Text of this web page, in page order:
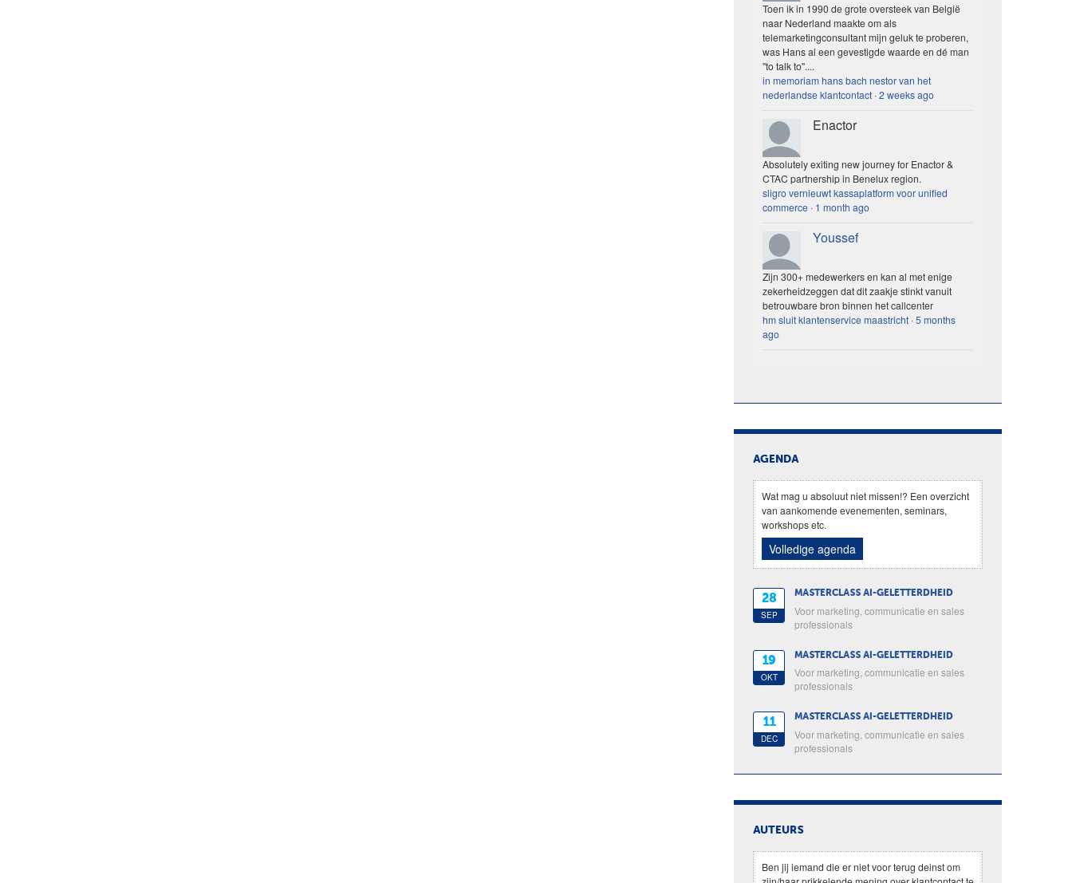
Toen ik in 1990 de grote oversteek van België
naar Nederland maakte om als
telemarketingconsultant mijn geluk te proberen,
was Hans al een gevestigde waarde en dé man
"to talk to"....
in memoriam hans bach nestor van het
nederlandse klantcontact ·2 weeks ago
Enactor
Absolutely exiting new journey for Enactor &
CTAC partnership in Benelux region.
sligro vernieuwt kassaplatform voor unified
commerce · 1 month ago
Youssef
Zijn 300+ medewerkers en kan al met enige
zekerheidzeggen dat dit zaakje stinkt vanuit
betrouwbare bron binnen het callcenter
hm sluit klantenservice maastricht ·5 months
ago
AGENDA
Wat mag u absoluut niet missen!? Een overzicht
van aankomende evenementen, seminars,
workshops etc.
Volledige agenda
28
SEP
MASTERCLASS AI-GELETTERDHEID
Voor marketing, communicatie en sales
professionals
19
OKT
MASTERCLASS AI-GELETTERDHEID
Voor marketing, communicatie en sales
professionals
11
DEC
MASTERCLASS AI-GELETTERDHEID
Voor marketing, communicatie en sales
professionals
AUTEURS
Ben jij iemand die er niet voor terug deinst om